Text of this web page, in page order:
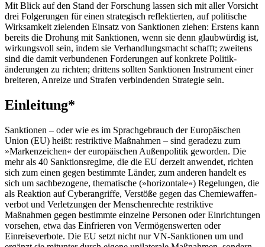
Mit Blick auf den Stand der Forschung lassen sich mit aller Vorsicht
drei Folgerungen für einen strate­gisch reflektierten, auf politische
Wirksamkeit zielen­den Einsatz von Sanktionen ziehen: Erstens kann
bereits die Drohung mit Sanktionen, wenn sie denn glaubwürdig ist,
wirkungsvoll sein, indem sie Ver­handlungsmacht schafft; zweitens
sind die damit verbundenen Forderungen auf konkrete Politik­
änderungen zu richten; drittens sollten Sanktionen Instrument einer
breiteren, Anreize und Strafen verbindenden Strategie sein.
Einleitung*
Sanktionen – oder wie es im Sprachgebrauch der Europäischen
Union (EU) heißt: restriktive Maßnahmen – sind geradezu zum
»Markenzeichen« der europäischen Außenpolitik geworden. Die
mehr als 40 Sanktionsregime, die die EU derzeit anwendet, richten
sich zum einen gegen bestimmte Länder, zum anderen handelt es
sich um sachbezogene, thematische (»horizontale«) Regelungen, die
als Reaktion auf Cyberangriffe, Verstöße gegen das Chemiewaffen­
verbot und Verletzungen der Menschenrechte restrik­tive
Maßnahmen gegen bestimmte einzelne Personen oder Einrichtungen
vorsehen, etwa das Einfrieren von Vermögenswerten oder
Einreiseverbote. Die EU setzt nicht nur VN-Sanktionen um und